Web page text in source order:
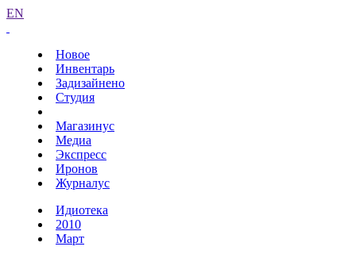
EN
Новое
Инвентарь
Задизайнено
Студия
Магазинус
Медиа
Экспресс
Иронов
Журналус
Идиотека
2010
Март